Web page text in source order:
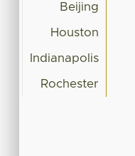
Beijing
Houston
Indianapolis
Rochester